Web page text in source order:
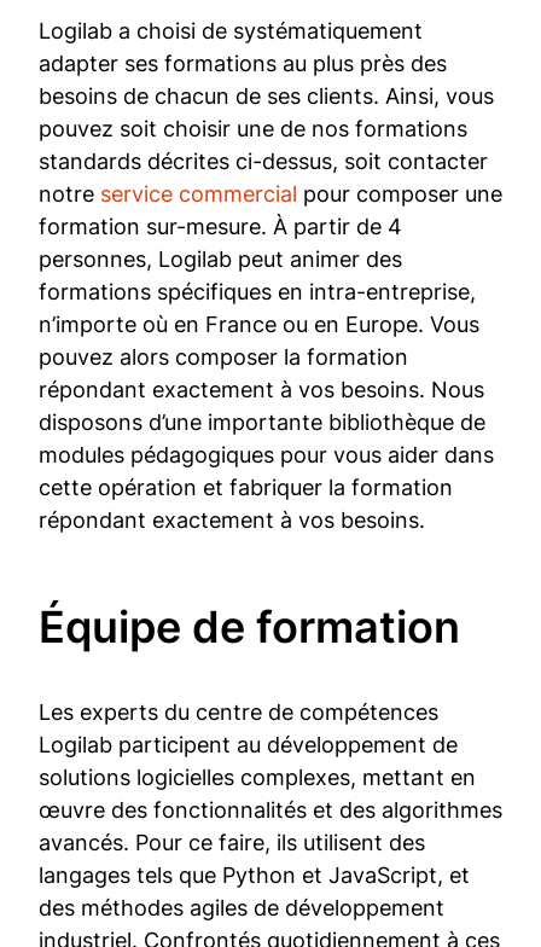
Logilab a choisi de systématiquement
adapter ses formations au plus près des
besoins de chacun de ses clients. Ainsi, vous
pouvez soit choisir une de nos formations
standards décrites ci-dessus, soit contacter
notre service commercial pour composer une
formation sur-mesure. À partir de 4
personnes, Logilab peut animer des
formations spécifiques en intra-entreprise,
n’importe où en France ou en Europe. Vous
pouvez alors composer la formation
répondant exactement à vos besoins. Nous
disposons d’une importante bibliothèque de
modules pédagogiques pour vous aider dans
cette opération et fabriquer la formation
répondant exactement à vos besoins.
É­qui­pe de for­ma­tion
Les experts du centre de compétences
Logilab participent au développement de
solutions logicielles complexes, mettant en
œuvre des fonctionnalités et des algorithmes
avancés. Pour ce faire, ils utilisent des
langages tels que Python et JavaScript, et
des méthodes agiles de développement
industriel. Confrontés quotidiennement à ces